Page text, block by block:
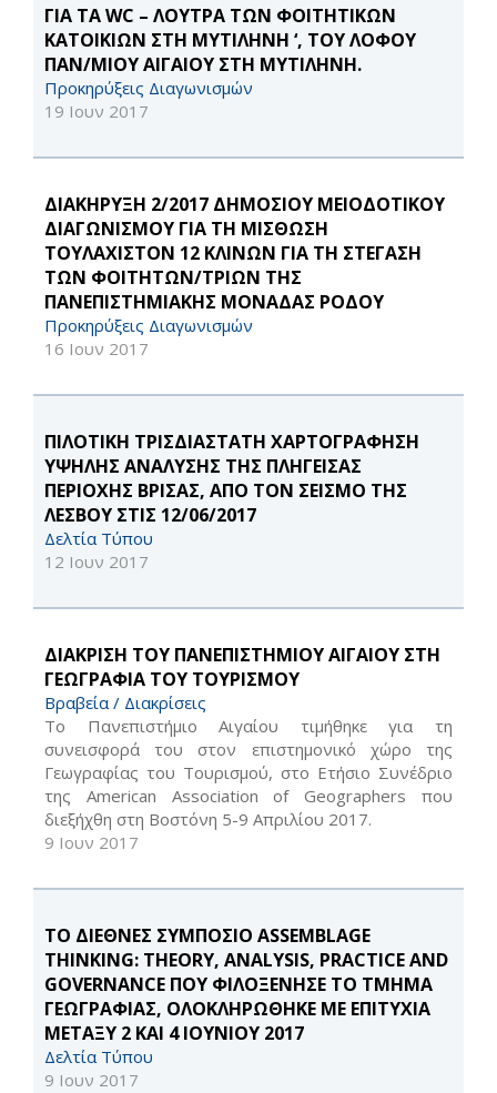
ΓΙΑ ΤΑ WC – ΛΟΥΤΡΑ ΤΩΝ ΦΟΙΤΗΤΙΚΩΝ
ΚΑΤΟΙΚΙΩΝ ΣΤΗ ΜΥΤΙΛΗΝΗ ‘, ΤΟΥ ΛΟΦΟΥ
ΠΑΝ/ΜΙΟΥ ΑΙΓΑΙΟΥ ΣΤΗ ΜΥΤΙΛΗΝΗ.
Προκηρύξεις Διαγωνισμών
19 Ιουν 2017
ΔΙΑΚΗΡΥΞΗ 2/2017 ΔΗΜΟΣΙΟΥ ΜΕΙΟΔΟΤΙΚΟΥ
ΔΙΑΓΩΝΙΣΜΟΥ ΓΙΑ ΤΗ ΜΙΣΘΩΣΗ
ΤΟΥΛΑΧΙΣΤΟΝ 12 ΚΛΙΝΩΝ ΓΙΑ ΤΗ ΣΤΕΓΑΣΗ
ΤΩΝ ΦΟΙΤΗΤΩΝ/ΤΡΙΩΝ ΤΗΣ
ΠΑΝΕΠΙΣΤΗΜΙΑΚΗΣ ΜΟΝΑΔΑΣ ΡΟΔΟΥ
Προκηρύξεις Διαγωνισμών
16 Ιουν 2017
ΠΙΛΟΤΙΚΗ ΤΡΙΣΔΙΑΣΤΑΤΗ ΧΑΡΤΟΓΡΑΦΗΣΗ
ΥΨΗΛΗΣ ΑΝΑΛΥΣΗΣ ΤΗΣ ΠΛΗΓΕΙΣΑΣ
ΠΕΡΙΟΧΗΣ ΒΡΙΣΑΣ, ΑΠΟ ΤΟΝ ΣΕΙΣΜΟ ΤΗΣ
ΛΕΣΒΟΥ ΣΤΙΣ 12/06/2017
Δελτία Τύπου
12 Ιουν 2017
ΔΙΑΚΡΙΣΗ ΤΟΥ ΠΑΝΕΠΙΣΤΗΜΙΟΥ ΑΙΓΑΙΟΥ ΣΤΗ
ΓΕΩΓΡΑΦΙΑ ΤΟΥ ΤΟΥΡΙΣΜΟΥ
Βραβεία / Διακρίσεις
Το Πανεπιστήμιο Αιγαίου τιμήθηκε για τη
συνεισφορά του στον επιστημονικό χώρο της
Γεωγραφίας του Τουρισμού, στο Ετήσιο Συνέδριο
της American Association of Geographers που
διεξήχθη στη Βοστόνη 5-9 Aπριλίου 2017.
9 Ιουν 2017
ΤΟ ΔΙΕΘΝΕΣ ΣΥΜΠΟΣΙΟ ASSEMBLAGE
THINKING: THEORY, ANALYSIS, PRACTICE AND
GOVERNANCE ΠΟΥ ΦΙΛΟΞΕΝΗΣΕ ΤΟ ΤΜΗΜΑ
ΓΕΩΓΡΑΦΙΑΣ, ΟΛΟΚΛΗΡΩΘΗΚΕ ΜΕ ΕΠΙΤΥΧΙΑ
ΜΕΤΑΞΥ 2 ΚΑΙ 4 ΙΟΥΝΙΟΥ 2017
Δελτία Τύπου
9 Ιουν 2017